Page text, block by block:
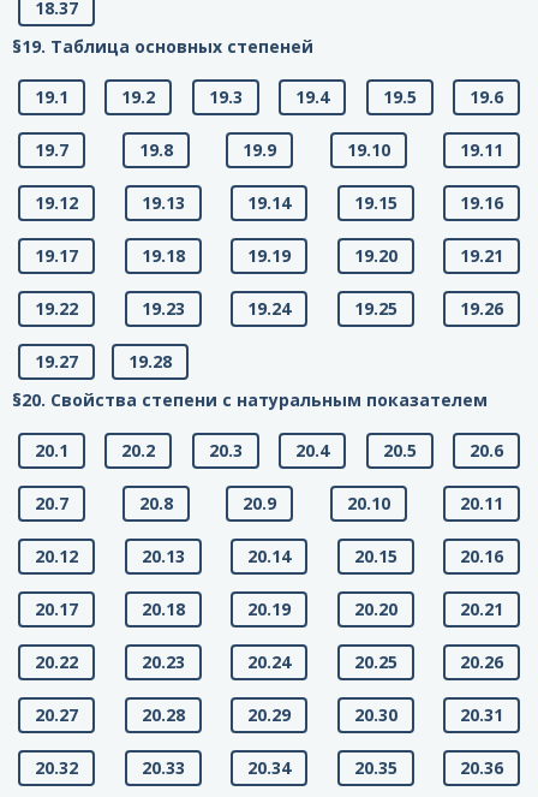
18.37
§19. Таблица основных степеней
19.1 19.2 19.3 19.4 19.5 19.6
19.7 19.8 19.9 19.10 19.11
19.12 19.13 19.14 19.15 19.16
19.17 19.18 19.19 19.20 19.21
19.22 19.23 19.24 19.25 19.26
19.27
19.28
§20. Свойства степени с натуральным показателем
20.1 20.2 20.3 20.4 20.5 20.6
20.7 20.8 20.9 20.10 20.11
20.12 20.13 20.14 20.15 20.16
20.17 20.18 20.19 20.20 20.21
20.22 20.23 20.24 20.25 20.26
20.27 20.28 20.29 20.30 20.31
20.32 20.33 20.34 20.35 20.36